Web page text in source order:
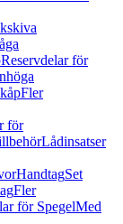
Reservdelar för
Fler
för
Lådinsatser
HandtagSet
Fler
för SpegelMed